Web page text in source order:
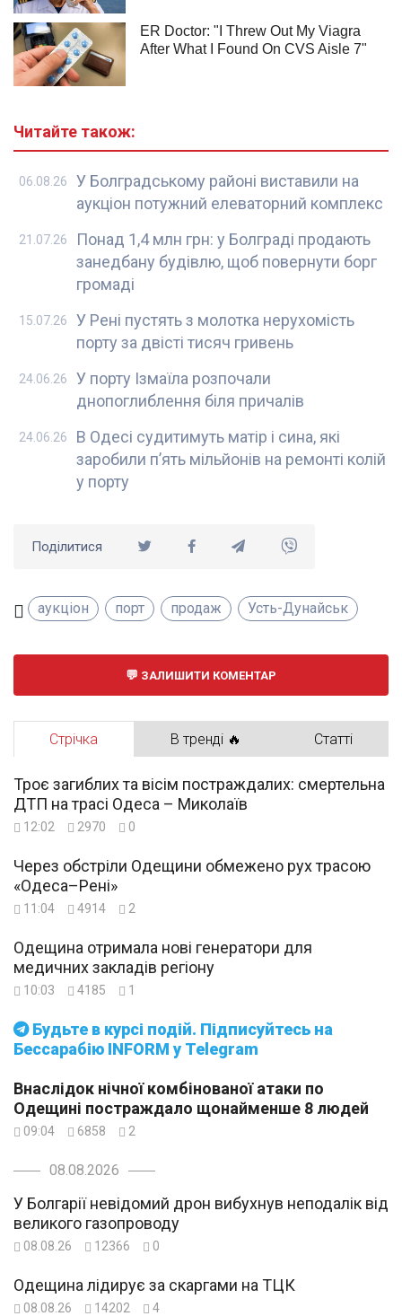
Читайте також:
У Болградському районі виставили на
аукціон потужний елеваторний комплекс
06.08.26
Понад 1,4 млн грн: у Болграді продають
занедбану будівлю, щоб повернути борг
громаді
21.07.26
У Рені пустять з молотка нерухомість
порту за двісті тисяч гривень
15.07.26
У порту Ізмаїла розпочали
днопоглиблення біля причалів
24.06.26
В Одесі судитимуть матір і сина, які
заробили п’ять мільйонів на ремонті колій
у порту
24.06.26
Поділитися
аукціон порт продаж Усть-Дунайськ
ЗАЛИШИТИ КОМЕНТАР
Стрічка В тренді 🔥 Статті
Будьте в курсі подій. Підписуйтесь на
Бессарабію INFORM у Telegram
Троє загиблих та вісім постраждалих: смертельна
ДТП на трасі Одеса – Миколаїв
12:02 2970 0
Через обстріли Одещини обмежено рух трасою
«Одеса–Рені»
11:04 4914 2
Одещина отримала нові генератори для
медичних закладів регіону
10:03 4185 1
Внаслідок нічної комбінованої атаки по
Одещині постраждало щонайменше 8 людей
09:04 6858 2
08.08.2026
У Болгарії невідомий дрон вибухнув неподалік від
великого газопроводу
08.08.26 12366 0
Одещина лідирує за скаргами на ТЦК
08.08.26 14202 4